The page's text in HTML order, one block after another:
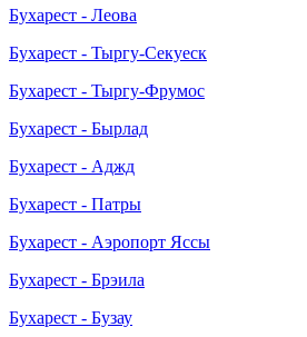
Бухарест - Леова
Бухарест - Тыргу-Секуеск
Бухарест - Тыргу-Фрумос
Бухарест - Бырлад
Бухарест - Аджд
Бухарест - Патры
Бухарест - Аэропорт Яссы
Бухарест - Брэила
Бухарест - Бузау